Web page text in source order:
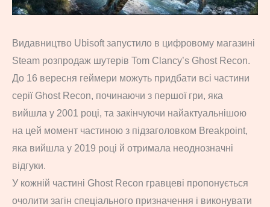
Видавництво Ubisoft запустило в цифровому магазині
Steam розпродаж шутерів Tom Clancy’s Ghost Recon.
До 16 вересня геймери можуть придбати всі частини
серії Ghost Recon, починаючи з першої гри, яка
вийшла у 2001 році, та закінчуючи найактуальнішою
на цей момент частиною з підзаголовком Breakpoint,
яка вийшла у 2019 році й отримала неоднозначні
відгуки.
У кожній частині Ghost Recon гравцеві пропонується
очолити загін спеціального призначення і виконувати